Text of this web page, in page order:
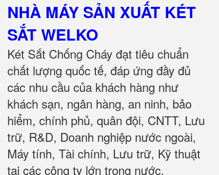
NHÀ MÁY SẢN XUẤT KÉT
SẮTWELKO
Két Sắt Chống Cháy đạt tiêu chuẩn
chất lượng quốc tế, đáp ứng đầy đủ
các nhu cầu của khách hàng như
khách sạn, ngân hàng, an ninh, bảo
hiểm, chính phủ, quân đội, CNTT, Lưu
trữ, R&D, Doanh nghiệp nước ngoài,
Máy tính, Tài chính, Lưu trữ, Kỹ thuật
tại các công ty lớn trong nước.